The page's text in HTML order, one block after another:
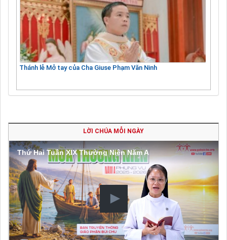
Thánh lễ Mở tay của Cha Giuse Phạm Văn Ninh
LỜI CHÚA MỖI NGÀY
Thứ Hai Tuần XIX Thường Niên Năm A